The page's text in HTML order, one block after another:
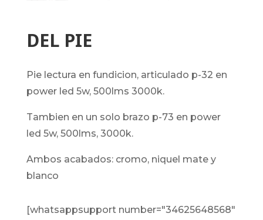
DEL PIE
pie lectura en fundicion, articulado p-32 en
power led 5w, 500lms 3000k.
tambien en un solo brazo p-73 en power
led 5w, 500lms, 3000k.
ambos acabados: cromo, niquel mate y
blanco
[whatsappsupport number="34625648568"